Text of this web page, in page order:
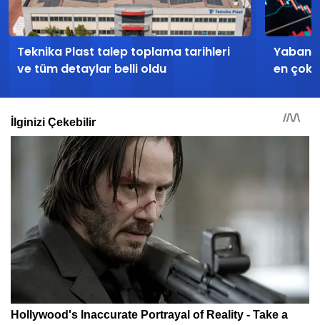
Teknika Plast talep toplama tarihleri
ve tüm detaylar belli oldu
en çok